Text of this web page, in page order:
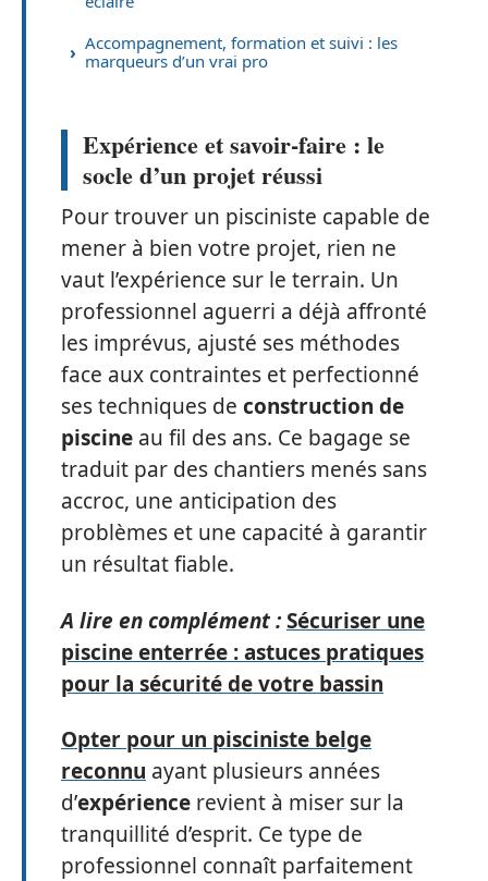
Accompagnement, formation et suivi : les
marqueurs d’un vrai pro
Expérience et savoir-faire : le
socle d’un projet réussi
Pour trouver un pisciniste capable de
mener à bien votre projet, rien ne
vaut l’expérience sur le terrain. Un
professionnel aguerri a déjà affronté
les imprévus, ajusté ses méthodes
face aux contraintes et perfectionné
ses techniques de construction de
piscine au fil des ans. Ce bagage se
traduit par des chantiers menés sans
accroc, une anticipation des
problèmes et une capacité à garantir
un résultat fiable.
A lire en complément :Sécuriser une
piscine enterrée : astuces pratiques
pour la sécurité de votre bassin
Opter pour un pisciniste belge
reconnu ayant plusieurs années
d’expérience revient à miser sur la
tranquillité d’esprit. Ce type de
professionnel connaît parfaitement